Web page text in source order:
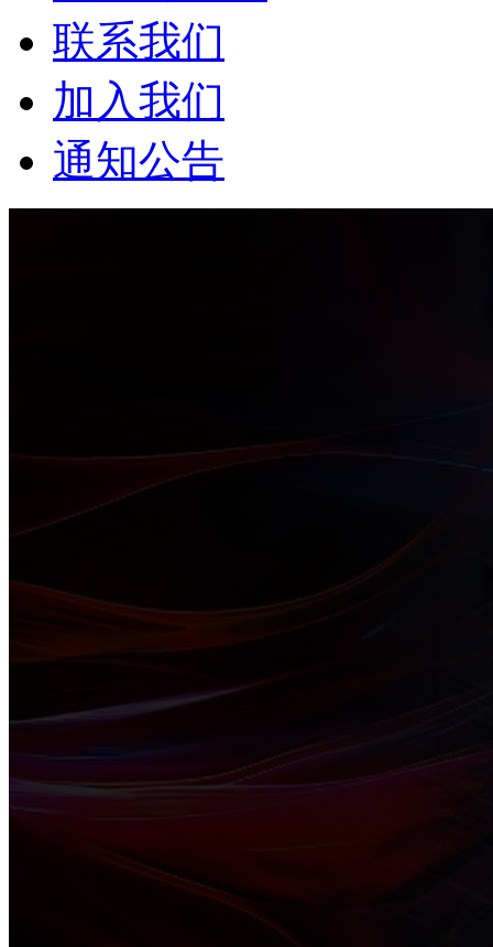
联系我们
加入我们
通知公告